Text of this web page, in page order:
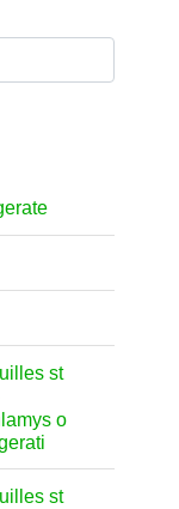
st
o
st